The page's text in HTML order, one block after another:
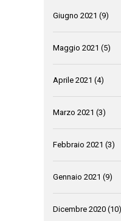
Giugno 2021 (9)
Maggio 2021 (5)
Aprile 2021 (4)
Marzo 2021 (3)
Febbraio 2021 (3)
Gennaio 2021 (9)
Dicembre 2020 (10)